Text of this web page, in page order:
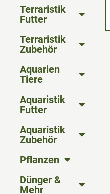
Terraristik
Futter
Terraristik
Zubehör
Aquarien
Tiere
Aquaristik
Futter
Aquaristik
Zubehör
Pflanzen
Dünger &
Mehr